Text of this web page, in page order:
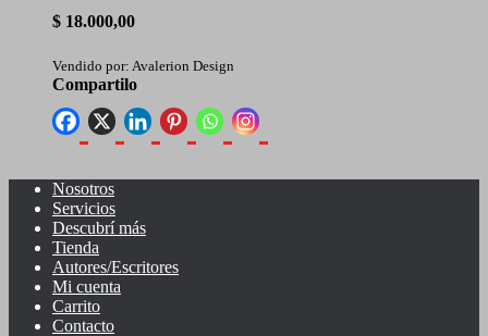
$ 18.000,00
Vendido por: Avalerion Design
Compartilo
Nosotros
Servicios
Descubrí más
Tienda
Autores/Escritores
Mi cuenta
Carrito
Contacto